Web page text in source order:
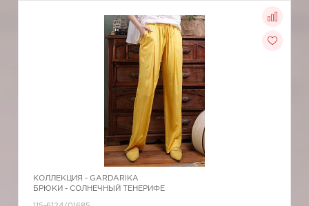
КОЛЛЕКЦИЯ - GARDARIKA
БРЮКИ - СОЛНЕЧНЫЙ ТЕНЕРИФЕ